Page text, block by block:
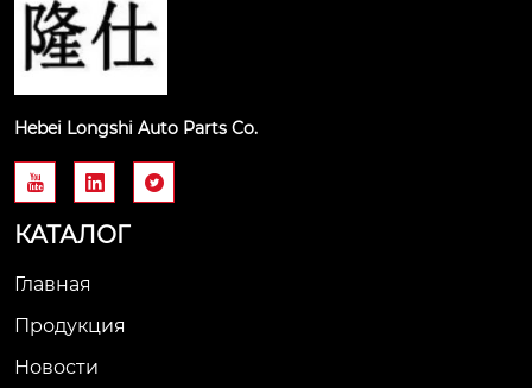
Hebei Longshi Auto Parts Co.
  
КАТАЛОГ
Главная
Продукция
Новости